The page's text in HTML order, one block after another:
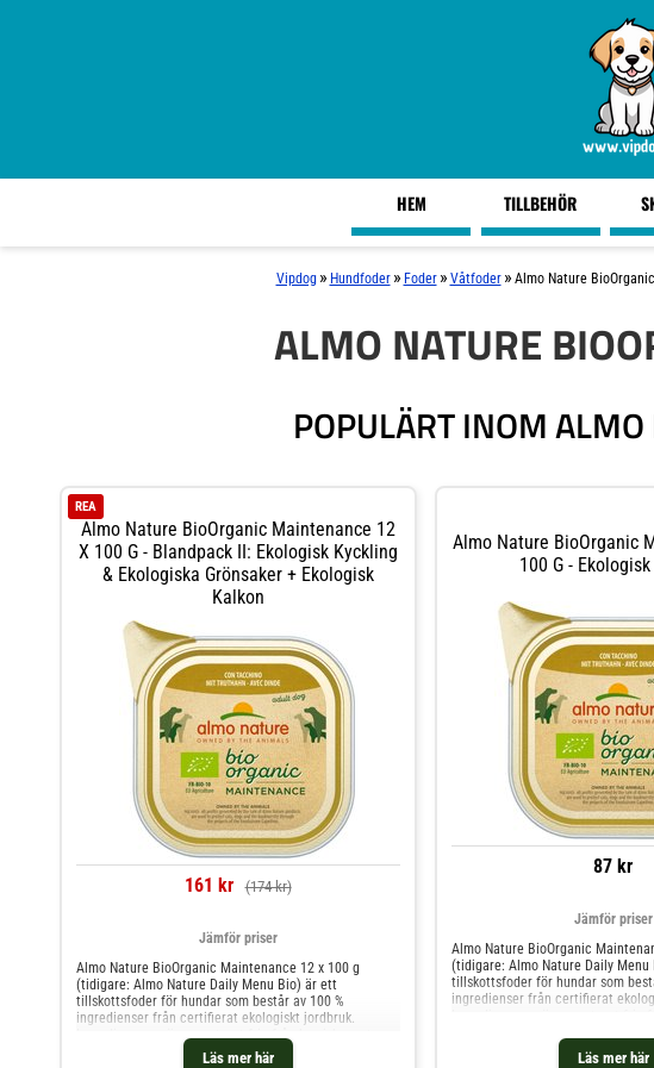
HEM TILLBEHÖR
Vipdog » Hundfoder » Foder » Våtfoder » Almo Nature BioOrganic
ALMO NATURE
POPULÄRT INOM
Almo Nature BioOrganic Maintenance 12
X 100 G - Blandpack II: Ekologisk Kyckling
& Ekologiska Grönsaker + Ekologisk
Kalkon
REA
161 kr (174 kr)
Läs mer här
Jämför priser
Almo Nature BioOrganic Maintenance 12 x 100 g
(tidigare: Almo Nature Daily Menu Bio) är ett
tillskottsfoder för hundar som består av 100 %
ingredienser från certifierat ekologiskt jordbruk.
Ingredienserna är garanterat fria från kemiska rester,
pesticider och GMO. Du kan skämma bort din hund med
Almo Nature BioOrganic
100 G -
87 kr
Läs mer här
Jämför priser
Almo Nature BioOrganic
(tidigare: Almo Nature Daily Menu
tillskottsfoder för hundar som
ingredienser från certifierat